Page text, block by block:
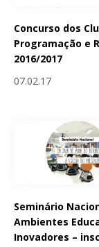
Concurso dos
Programação e
2016/2017
07.02.17
Seminário
Ambientes
Inovadores –